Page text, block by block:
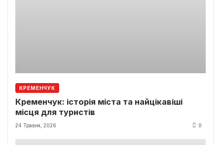
КРЕМЕНЧУК
Кременчук: історія міста та найцікавіші
місця для туристів
24 Травня, 2026 0